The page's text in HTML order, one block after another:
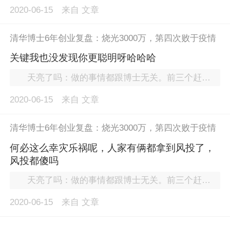
2020-06-15 来自 文章
清华博士6年创业复盘：烧光3000万，第四次败于疫情
关键我也没发现你更聪明呀哈哈哈
天亮了吗：做的事情都跟博士无关。前三个赶俗掉渣的风口，没有任何创新，第四个更要命，因为“太太喜欢”。对你准备投资的项目，你不能喜欢，也不能不喜欢，要保持冷酷的客观，这常识都不懂？总之，还好你都顺理成章地失败了。
2020-06-15 来自 文章
清华博士6年创业复盘：烧光3000万，第四次败于疫情
何必这么幸灾乐祸呢，人家有俩都拿到风投了，
风投都傻吗
天亮了吗：做的事情都跟博士无关。前三个赶俗掉渣的风口，没有任何创新，第四个更要命，因为“太太喜欢”。对你准备投资的项目，你不能喜欢，也不能不喜欢，要保持冷酷的客观，这常识都不懂？总之，还好你都顺理成章地失败了。
2020-06-15 来自 文章